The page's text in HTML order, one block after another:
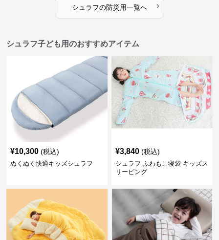
シュラフの防災用一覧へ ›
シュラフ子ども用のおすすめアイテム
¥10,300 (税込)
ぬくぬく快適キッズシュラフ
¥3,840 (税込)
シュラフ ふわもこ寝袋 キッズス
リーピング